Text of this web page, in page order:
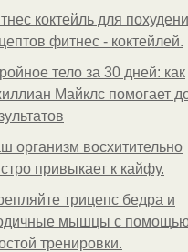
коктейль для
фитнес - коктейлей.
тело за 30 дней: как
Майклс помогает
организм восхитительно
привыкает к кайфу.
трицепс бедра и
мышцы с помощью
тренировки.